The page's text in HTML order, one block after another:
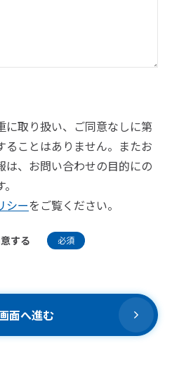
に取り扱い、ご同意なしに第
ることはありません。またお
、お問い合わせの目的にの
シーをご覧ください。
する 必須
面へ進む